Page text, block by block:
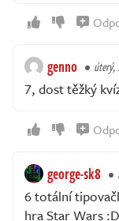
genno úterý,
7, dost těžký
george-sk8
6 totální
hra Star Wars :D